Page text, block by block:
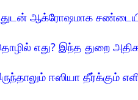
ஆக்ரோஷமாக
எது? இந்த துறை
ஈஸியா தீர்க்கும்